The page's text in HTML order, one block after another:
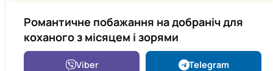
Романтичне побажання на добраніч для
коханого з місяцем і зорями
Viber Telegram